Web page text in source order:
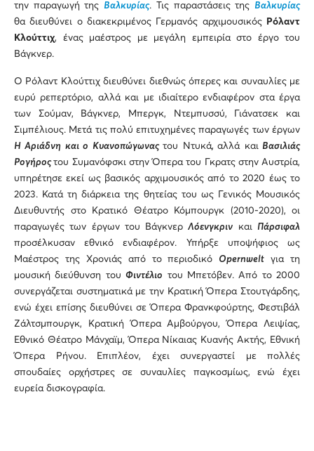
την παραγωγή της Βαλκυρίας. Τις παραστάσεις της Βαλκυρίας
θα διευθύνει ο διακεκριμένος Γερμανός αρχιμουσικός
Ρόλαντ
Κλούττιχ, ένας μαέστρος με μεγάλη εμπειρία στο έργο του
Βάγκνερ.
Ο Ρόλαντ Κλούττιχ διευθύνει διεθνώς όπερες και συναυλίες με
ευρύ ρεπερτόριο, αλλά και με ιδιαίτερο ενδιαφέρον στα έργα
των Σούμαν, Βάγκνερ, Μπεργκ, Ντεμπυσσύ, Γιάνατσεκ και
Σιμπέλιους. Μετά τις πολύ επιτυχημένες παραγωγές των έργων
ΗΑριάδνη και ο Κυανοπώγωναςτου Ντυκά,αλλά και Βασιλιάς
Ρογήροςτου Συμανόφσκι στην Όπερα του Γκρατς στην Αυστρία,
υπηρέτησε εκεί ως βασικός αρχιμουσικός από το 2020 έως το
2023. Κατά τη διάρκεια της θητείας του ως Γενικός Μουσικός
Διευθυντής στο Κρατικό Θέατρο Κόμπουργκ (2010-2020), οι
παραγωγές των έργων του ΒάγκνερΛόενγκριν και Πάρσιφαλ
προσέλκυσαν εθνικό ενδιαφέρον. Υπήρξε υποψήφιος ως
Μαέστρος της Χρονιάς από το περιοδικό Opernwelt για τη
μουσική διεύθυνση τουΦιντέλιο του Μπετόβεν. Από το 2000
συνεργάζεται συστηματικά με την Κρατική Όπερα Στουτγάρδης,
ενώ έχει επίσης διευθύνει σε Όπερα Φρανκφούρτης, Φεστιβάλ
Ζάλτσμπουργκ, Κρατική Όπερα Αμβούργου, Όπερα Λειψίας,
Εθνικό Θέατρο Μάνχαϊμ, Όπερα Νίκαιας Κυανής Ακτής, Εθνική
Όπερα Ρήνου. Επιπλέον, έχει συνεργαστεί με πολλές
σπουδαίες ορχήστρες σε συναυλίες παγκοσμίως, ενώ έχει
ευρεία δισκογραφία.